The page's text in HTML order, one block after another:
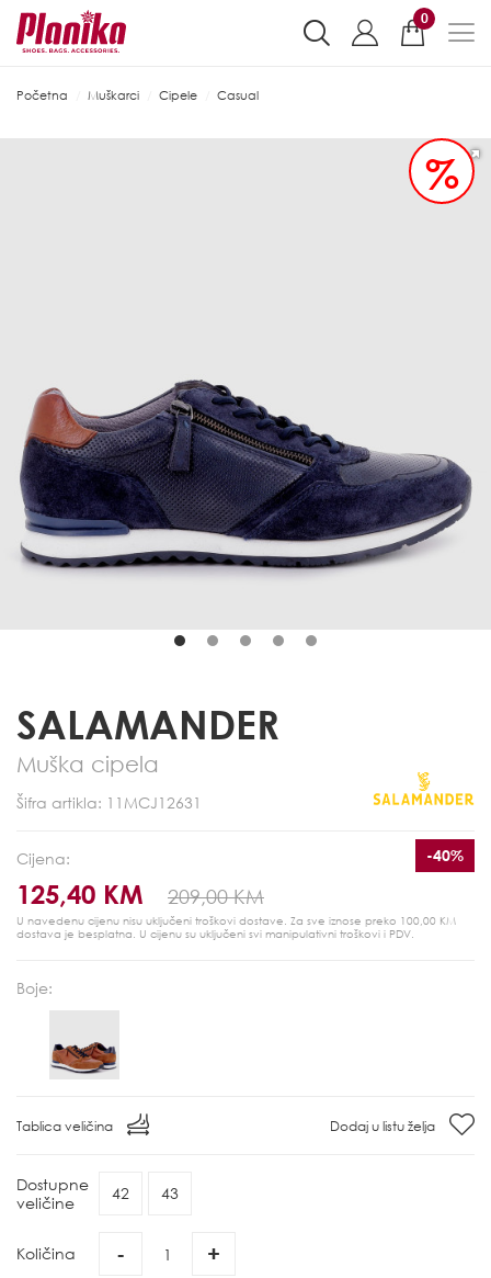
0
Početna Muškarci Cipele Casual
%
SALAMANDER
Muška cipela
Šifra artikla: 11MCJ12631
Cijena:
125,40 KM 209,00 KM
-40%
U navedenu cijenu nisu uključeni troškovi dostave. Za sve iznose preko 100,00 KM
dostava je besplatna. U cijenu su uključeni svi manipulativni troškovi i PDV.
Boje:
Tablica veličina Dodaj u listu želja
Dostupne
veličine
42 43
Količina - +